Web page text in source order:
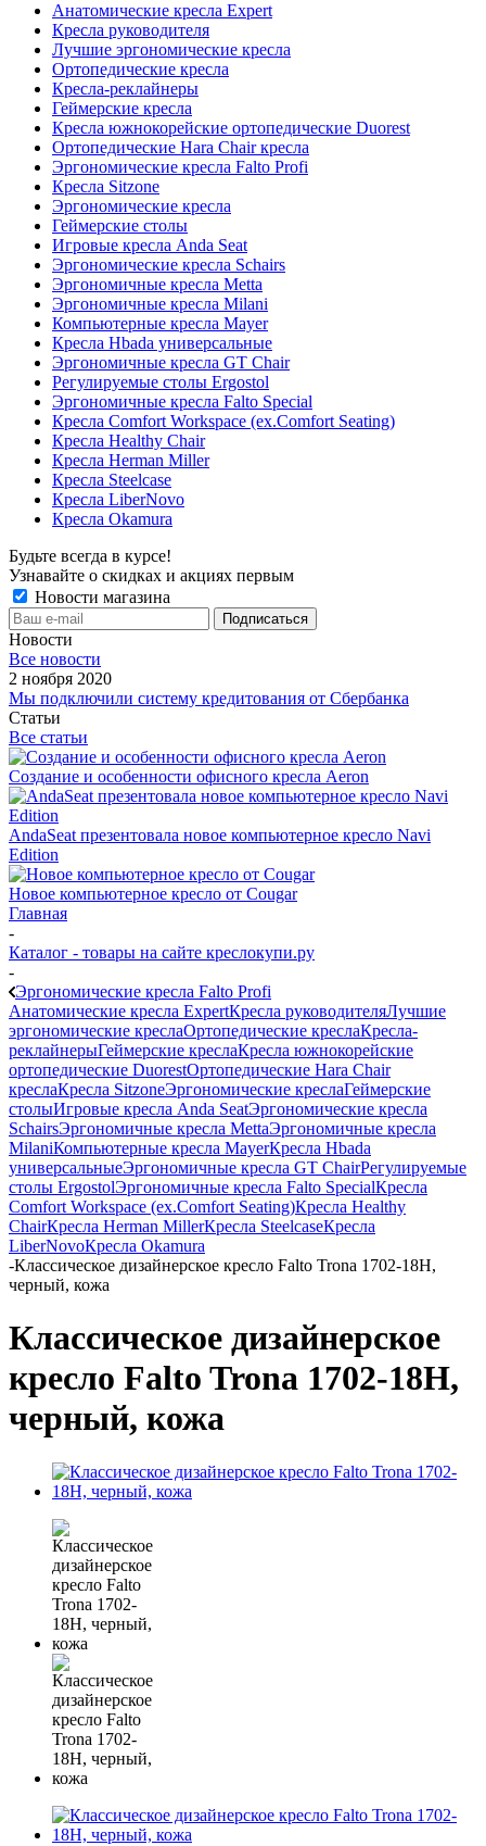
Анатомические кресла Expert
Кресла руководителя
Лучшие эргономические кресла
Ортопедические кресла
Кресла-реклайнеры
Геймерские кресла
Кресла южнокорейские ортопедические Duorest
Ортопедические Hara Chair кресла
Эргономические кресла Falto Profi
Кресла Sitzone
Эргономические кресла
Геймерские столы
Игровые кресла Anda Seat
Эргономические кресла Schairs
Эргономичные кресла Metta
Эргономичные кресла Milani
Компьютерные кресла Mayer
Кресла Hbada универсальные
Эргономичные кресла GT Chair
Регулируемые столы Ergostol
Эргономичные кресла Falto Special
Кресла Comfort Workspace (ex.Comfort Seating)
Кресла Healthy Chair
Кресла Herman Miller
Кресла Steelcase
Кресла LiberNovo
Кресла Okamura
Будьте всегда в курсе!
Узнавайте о скидках и акциях первым
Новости магазина
Новости
Все новости
2 ноября 2020
Мы подключили систему кредитования от Сбербанка
Статьи
Все статьи
Создание и особенности офисного кресла Aeron
AndaSeat презентовала новое компьютерное кресло Navi
Edition
Новое компьютерное кресло от Cougar
Главная
-
Каталог - товары на сайте креслокупи.ру
-
Эргономические кресла Falto Profi
Анатомические кресла ExpertКресла руководителяЛучшие
эргономические креслаОртопедические креслаКресла-
реклайнерыГеймерские креслаКресла южнокорейские
ортопедические DuorestОртопедические Hara Chair
креслаКресла SitzoneЭргономические креслаГеймерские
столыИгровые кресла Anda SeatЭргономические кресла
SchairsЭргономичные кресла MettaЭргономичные кресла
MilaniКомпьютерные кресла MayerКресла Hbada
универсальныеЭргономичные кресла GT ChairРегулируемые
столы ErgostolЭргономичные кресла Falto SpecialКресла
Comfort Workspace (ex.Comfort Seating)Кресла Healthy
ChairКресла Herman MillerКресла SteelcaseКресла
LiberNovoКресла Okamura
-Классическое дизайнерское кресло Falto Trona 1702-18H,
черный, кожа
Классическое дизайнерское
кресло Falto Trona 1702-18H,
черный, кожа